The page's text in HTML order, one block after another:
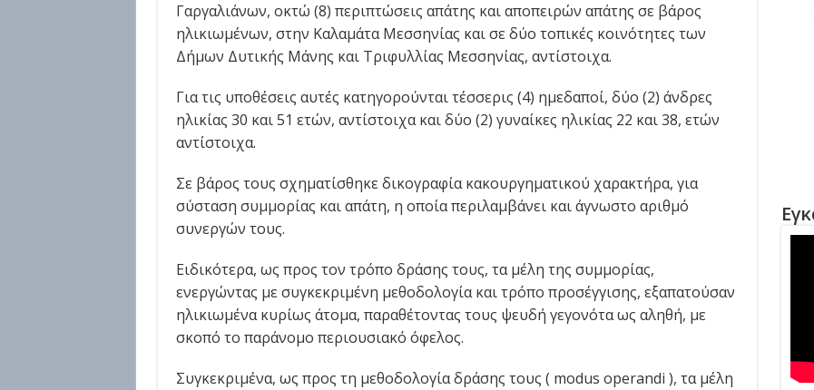
Γαργαλιάνων, οκτώ (8) περιπτώσεις απάτης και αποπειρών απάτης σε βάρος
ηλικιωμένων, στην Καλαμάτα Μεσσηνίας και σε δύο τοπικές κοινότητες των
Δήμων Δυτικής Μάνης και Τριφυλλίας Μεσσηνίας, αντίστοιχα.
Για τις υποθέσεις αυτές κατηγορούνται τέσσερις (4) ημεδαποί, δύο (2) άνδρες
ηλικίας 30 και 51 ετών, αντίστοιχα και δύο (2) γυναίκες ηλικίας 22 και 38, ετών
αντίστοιχα.
Σε βάρος τους σχηματίσθηκε δικογραφία κακουργηματικού χαρακτήρα, για
σύσταση συμμορίας και απάτη, η οποία περιλαμβάνει και άγνωστο αριθμό
συνεργών τους.
Ειδικότερα, ως προς τον τρόπο δράσης τους, τα μέλη της συμμορίας,
ενεργώντας με συγκεκριμένη μεθοδολογία και τρόπο προσέγγισης, εξαπατούσαν
ηλικιωμένα κυρίως άτομα, παραθέτοντας τους ψευδή γεγονότα ως αληθή, με
σκοπό το παράνομο περιουσιακό όφελος.
Συγκεκριμένα, ως προς τη μεθοδολογία δράσης τους ( modus operandi ), τα μέλη